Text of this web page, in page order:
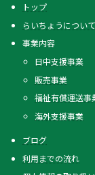
トップ
らいちょうについて
事業内容
日中支援事業
販売事業
福祉有償運送事
海外支援事業
ブログ
利用までの流れ